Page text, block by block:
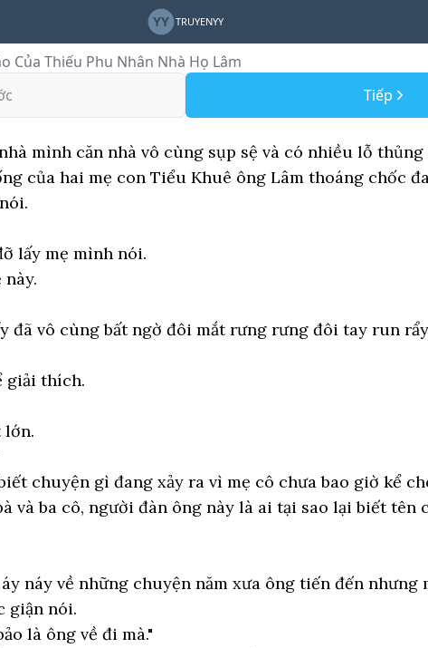
YY TRUYENYY
Của Thiếu Phu Nhân Nhà Họ Lâm
Tiếp
mình căn nhà vô cùng sụp sệ và có nhiều lỗ
của hai mẹ con Tiểu Khuê ông Lâm thoáng chốc
lấy mẹ mình nói.
đã vô cùng bất ngờ đôi mắt rưng rưng đôi tay run
giải thích.
lớn.
chuyện gì đang xảy ra vì mẹ cô chưa bao giờ kể
và ba cô, người đàn ông này là ai tại sao lại biết tên
náy về những chuyện năm xưa ông tiến đến nhưng
giận nói.
là ông về đi mà."